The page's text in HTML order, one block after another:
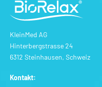
KleinMed AG
Hinterbergstrasse 24
6312 Steinhausen, Schweiz
Kontakt: